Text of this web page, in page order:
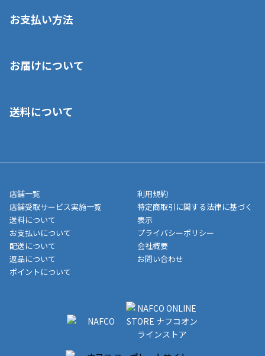
お支払い方法
いいただくことはできません。ご了承ください。
■代金引換(代引)※手数料がかかります
■商品によっては一部決済方法が使用できない場合がございま
す。
お届けについて
ご注文が確認出来次第、1～4営業日に発送いたします。「お取り
業日にてお引渡しとなります。(離島などの場合、例外もあります)
メーカー直送品など一部商品については、その他商品との購入に
制限がかかる場合がございます。また発送日についても、通常と
異なる場合がございます。対象商品の説明ページをご確認くださ
い。
■店舗受取をご選択いただいた場合
ご注文が確認出来次第、お受取される店舗在庫を使用してご準備
をさせていただきます。店舗に在庫がない場合は店舗よりお取り
いただく場合がございます。店舗準備でのお渡しとなる為、商品
のみの受け渡しとなります。（箱や納品書は付属しておりませ
ん）店舗で準備が出来次第、メールにてご連絡させていただきま
送料について
店舗一覧
店舗受取サービス実施一覧
送料について
お支払いについて
配送について
返品について
ポイントについて
利用規約
特定商取引に関する法律に基づく
表示
プライバシーポリシー
会社概要
お問い合わせ